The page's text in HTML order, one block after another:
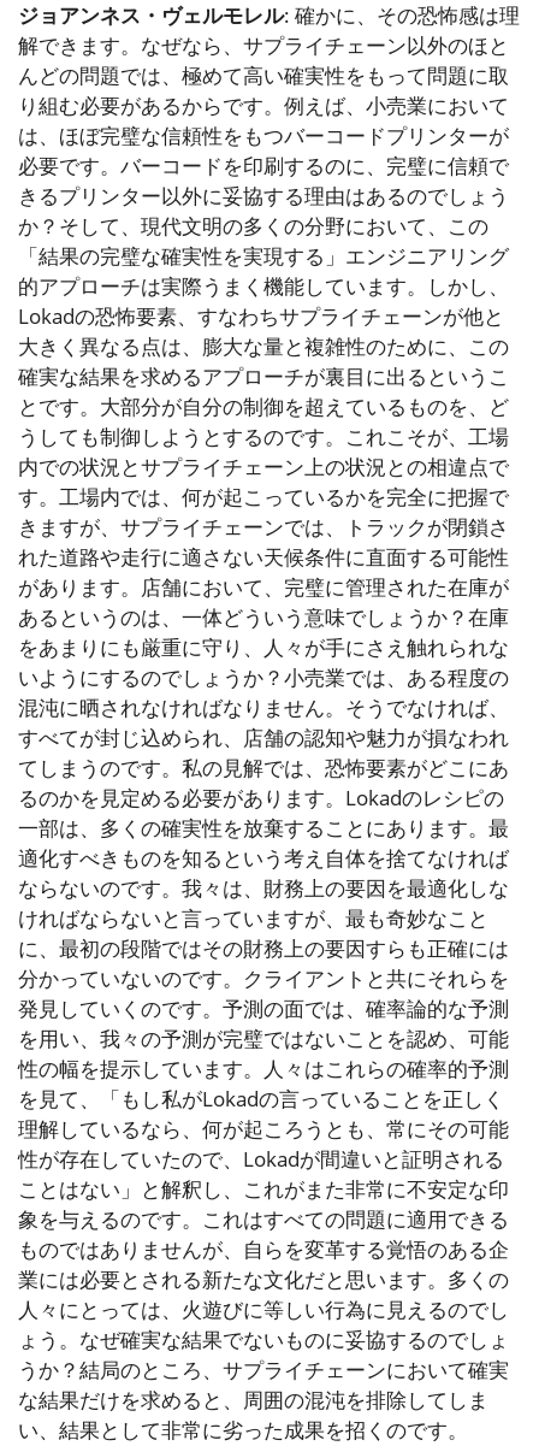
ジョアンネス・ヴェルモレル: 確かに、その恐怖感は理
解できます。なぜなら、サプライチェーン以外のほと
んどの問題では、極めて高い確実性をもって問題に取
り組む必要があるからです。例えば、小売業において
は、ほぼ完璧な信頼性をもつバーコードプリンターが
必要です。バーコードを印刷するのに、完璧に信頼で
きるプリンター以外に妥協する理由はあるのでしょう
か？そして、現代文明の多くの分野において、この
「結果の完璧な確実性を実現する」エンジニアリング
的アプローチは実際うまく機能しています。しかし、
Lokadの恐怖要素、すなわちサプライチェーンが他と
大きく異なる点は、膨大な量と複雑性のために、この
確実な結果を求めるアプローチが裏目に出るというこ
とです。大部分が自分の制御を超えているものを、ど
うしても制御しようとするのです。これこそが、工場
内での状況とサプライチェーン上の状況との相違点で
す。工場内では、何が起こっているかを完全に把握で
きますが、サプライチェーンでは、トラックが閉鎖さ
れた道路や走行に適さない天候条件に直面する可能性
があります。店舗において、完璧に管理された在庫が
あるというのは、一体どういう意味でしょうか？在庫
をあまりにも厳重に守り、人々が手にさえ触れられな
いようにするのでしょうか？小売業では、ある程度の
混沌に晒されなければなりません。そうでなければ、
すべてが封じ込められ、店舗の認知や魅力が損なわれ
てしまうのです。私の見解では、恐怖要素がどこにあ
るのかを見定める必要があります。Lokadのレシピの
一部は、多くの確実性を放棄することにあります。最
適化すべきものを知るという考え自体を捨てなければ
ならないのです。我々は、財務上の要因を最適化しな
ければならないと言っていますが、最も奇妙なこと
に、最初の段階ではその財務上の要因すらも正確には
分かっていないのです。クライアントと共にそれらを
発見していくのです。予測の面では、確率論的な予測
を用い、我々の予測が完璧ではないことを認め、可能
性の幅を提示しています。人々はこれらの確率的予測
を見て、「もし私がLokadの言っていることを正しく
理解しているなら、何が起ころうとも、常にその可能
性が存在していたので、Lokadが間違いと証明される
ことはない」と解釈し、これがまた非常に不安定な印
象を与えるのです。これはすべての問題に適用できる
ものではありませんが、自らを変革する覚悟のある企
業には必要とされる新たな文化だと思います。多くの
人々にとっては、火遊びに等しい行為に見えるのでし
ょう。なぜ確実な結果でないものに妥協するのでしょ
うか？結局のところ、サプライチェーンにおいて確実
な結果だけを求めると、周囲の混沌を排除してしま
い、結果として非常に劣った成果を招くのです。